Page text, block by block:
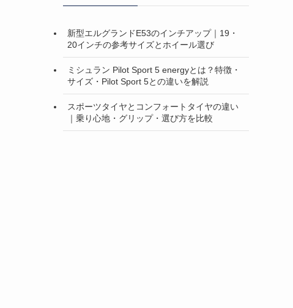
新型エルグランドE53のインチアップ｜19・
20インチの参考サイズとホイール選び
ミシュラン Pilot Sport 5 energyとは？特徴・
サイズ・Pilot Sport 5との違いを解説
スポーツタイヤとコンフォートタイヤの違い
｜乗り心地・グリップ・選び方を比較